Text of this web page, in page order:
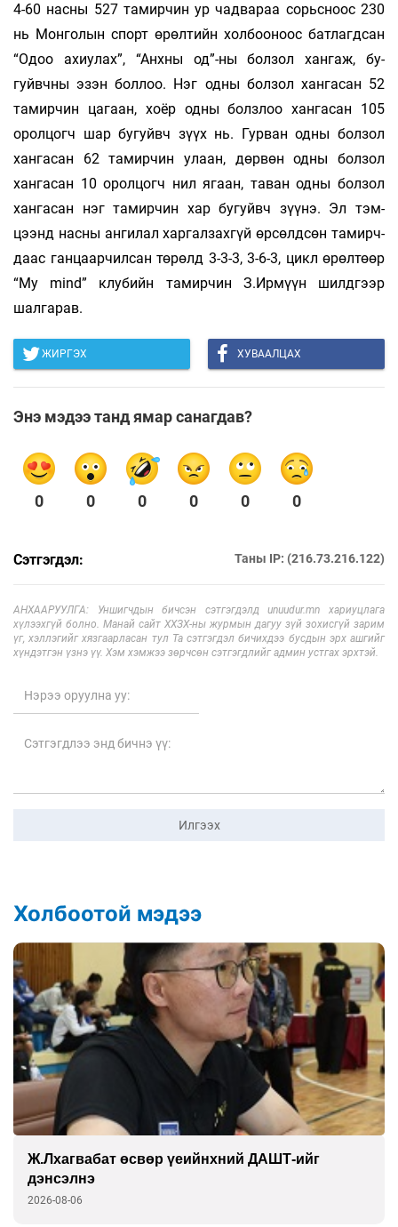
4-60 насны 527 та­­мир­­­­чин ур чад­­вараа сорьсноос 230
нь Мон­­­­­го­­­лын спорт өрөл­тийн холбоо­­ноос бат­­­­­лагд­­­­­­сан
“Одоо ахиу­лах”, “Анх­­ны од”-ны бол­зол хан­­гаж, бу­­
гуйвчны эзэн бол­­лоо. Нэг одны бол­­­зол хан­­га­сан 52
тамир­­чин цагаан, хоёр одны болз­­­лоо ханга­­­сан 105
орол­­­цогч шар бугуйвч зүүх нь. Гур­­­ван одны болзол
хан­­­­га­сан 62 тамир­­­чин улаан, дөрвөн одны бол­зол
хангасан 10 оролцогч нил ягаан, та­­ван одны бол­зол
хан­­­га­сан нэг та­мир­­­чин хар бу­­­гуйвч зүүнэ. Эл тэм­
цээнд нас­ны ангилал хар­­гал­­захгүй өрсөлд­сөн та­­­­мирч­­­
даас ган­­цаар­­чилсан тө­­рөлд 3-3-3, 3-6-3, цикл өрөл­­­­төөр
“My mind” клубийн та­­­­­­мир­­­чин З.Ирмүүн шилдгээр
шалгарав.
ЖИРГЭХ ХУВААЛЦАХ
Энэ мэдээ танд ямар санагдав?
0 0 0 0 0 0
Сэтгэгдэл: Таны IP: (216.73.216.122)
АНХААРУУЛГА: Уншигчдын бичсэн сэтгэгдэлд unuudur.mn хариуцлага
хүлээхгүй болно. Манай сайт ХХЗХ-ны журмын дагуу зүй зохисгүй зарим
үг, хэллэгийг хязгаарласан тул Та сэтгэгдэл бичихдээ бусдын эрх ашгийг
хүндэтгэн үзнэ үү. Хэм хэмжээ зөрчсөн сэтгэгдлийг админ устгах эрхтэй.
Илгээх
Холбоотой мэдээ
Ж.Лхагвабат өсвөр үеийнхний ДАШТ-ийг
дэнсэлнэ
2026-08-06